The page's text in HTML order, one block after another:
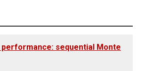
sequential Monte